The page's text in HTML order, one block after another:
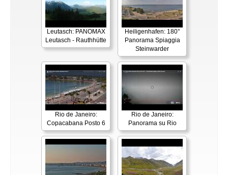
Leutasch: PANOMAX
Leutasch - Rauthhütte
Heiligenhafen: 180°
Panorama Spiaggia
Steinwarder
Rio de Janeiro:
Copacabana Posto 6
Rio de Janeiro:
Panorama su Rio